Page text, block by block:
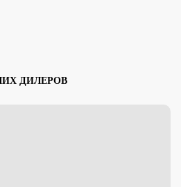
ДИЛЕРОВ